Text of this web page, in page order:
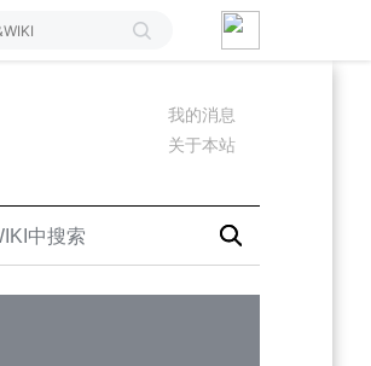
我的消息
关于本站